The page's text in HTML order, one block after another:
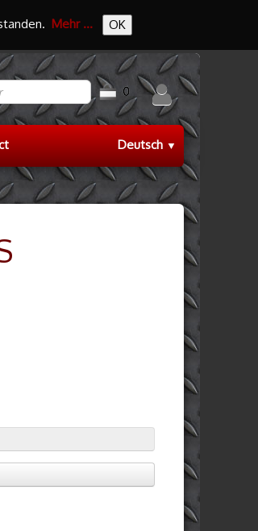
Mehr ... OK
0
Deutsch ▼